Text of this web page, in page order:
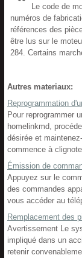
Le code de
numéros de
références des
être lus sur le
284. Certains
Autres materiaux:
Reprogrammation
Pour reprogrammer
homelinkmd,
désirée et
commence à
Émission de
Appuyez sur le
des commandes
vous accéder au
Remplacement des
Avertissement Le
impliqué dans un
retenir